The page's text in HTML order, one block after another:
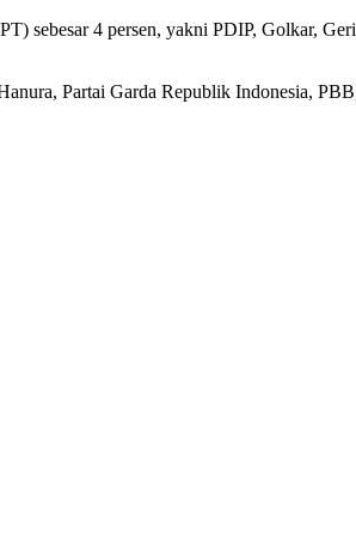
sebesar 4 persen, yakni PDIP, Golkar,
Partai Garda Republik Indonesia,